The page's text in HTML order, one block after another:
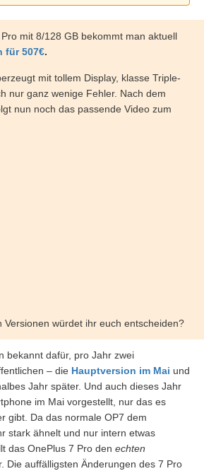
mit 8/128 GB bekommt man aktuell
für 507€.
mit tollem Display, klasse Triple-
nur ganz wenige Fehler. Nach dem
nun noch das passende Video zum
Versionen würdet ihr euch entscheiden?
bekannt dafür, pro Jahr zwei
– die Hauptversion im Mai und
Jahr später. Und auch dieses Jahr
im Mai vorgestellt, nur das es
gibt. Da das normale OP7 dem
stark ähnelt und nur intern etwas
das OnePlus 7 Pro den echten
Die auffälligsten Änderungen des 7 Pro